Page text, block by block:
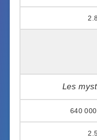
Les
640 000